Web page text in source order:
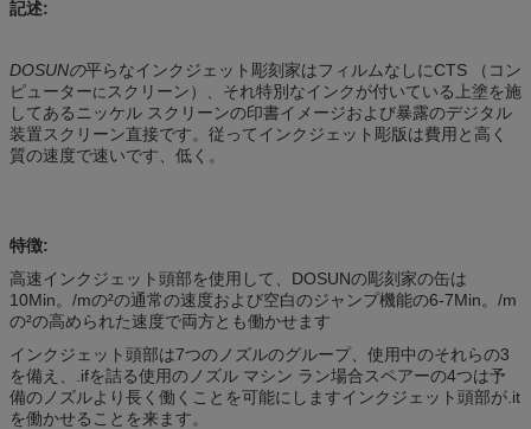
記述:
DOSUNの平らなインクジェット彫刻家はフィルムなしにCTS （コン
ピューターに スクリーン）、それ特別なインクが付いている上塗を施
してあるニッケル スクリーンの印書イメージおよび暴露のデジタル
装置スクリーン直接です。従ってインクジェット彫版は費用と高く
質の速度で速いです、低く。
特徴:
高速インクジェット頭部を使用して、DOSUNの彫刻家の缶は
10Min。/mの²の通常の速度および空白のジャンプ機能の6-7Min。/m
の²の高められた速度で両方とも働かせます
インクジェット頭部は7つのノズルのグループ、使用中のそれらの3
を備え、.ifを詰る使用のノズル マシン ラン場合スペアーの4つは予
備のノズルより長く働くことを可能にしますインクジェット頭部が.it
を働かせることを来ます。